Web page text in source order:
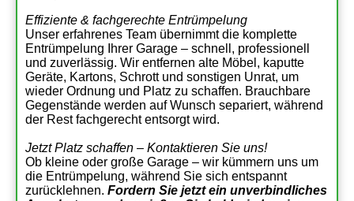
Effiziente & fachgerechte Entrümpelung
Unser erfahrenes Team übernimmt die komplette
Entrümpelung Ihrer Garage – schnell, professionell
und zuverlässig. Wir entfernen alte Möbel, kaputte
Geräte, Kartons, Schrott und sonstigen Unrat, um
wieder Ordnung und Platz zu schaffen. Brauchbare
Gegenstände werden auf Wunsch separiert, während
der Rest fachgerecht entsorgt wird.
Jetzt Platz schaffen – Kontaktieren Sie uns!
Ob kleine oder große Garage – wir kümmern uns um
die Entrümpelung, während Sie sich entspannt
zurücklehnen. Fordern Sie jetzt ein unverbindliches